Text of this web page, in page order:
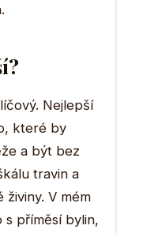
Nejlepší
které by
a být bez
travin a
V mém
s příměsí bylin,